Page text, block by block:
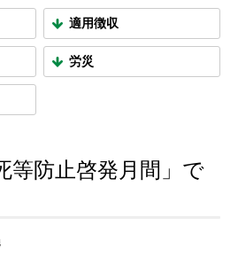
適用徴収
労災
等防止啓発月間」で